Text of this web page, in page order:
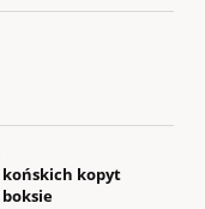
kopyt
boksie